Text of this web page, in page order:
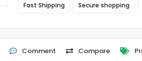
Fast Shipping Secure shopping
Comment Compare